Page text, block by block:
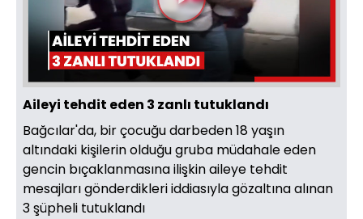
Videoyu
Oynat
Aileyi tehdit eden 3 zanlı tutuklandı
Bağcılar'da, bir çocuğu darbeden 18 yaşın
altındaki kişilerin olduğu gruba müdahale eden
gencin bıçaklanmasına ilişkin aileye tehdit
mesajları gönderdikleri iddiasıyla gözaltına alınan
3 şüpheli tutuklandı